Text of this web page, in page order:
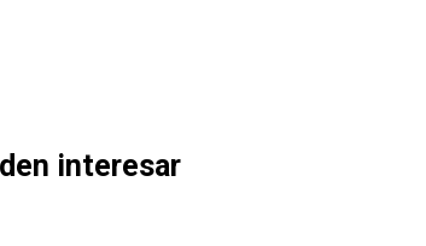
interesar